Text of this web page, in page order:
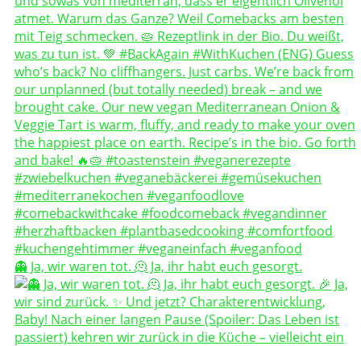
👻 Ja, wir waren tot. 🫠 Ja, ihr habt euch gesorgt.